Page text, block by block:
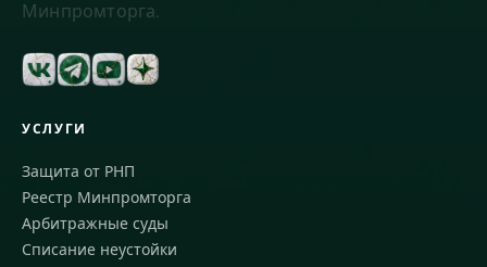
Минпромторга.
УСЛУГИ
Защита от РНП
Реестр Минпромторга
Арбитражные суды
Списание неустойки